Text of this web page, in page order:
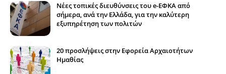
Νέες τοπικές διευθύνσεις του e-ΕΦΚΑ από
σήμερα, ανά την Ελλάδα, για την καλύτερη
εξυπηρέτηση των πολιτών
20 προσλήψεις στην Εφορεία Αρχαιοτήτων
Ημαθίας